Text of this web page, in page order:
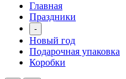
Главная
Праздники
-
Новый год
Подарочная упаковка
Коробки